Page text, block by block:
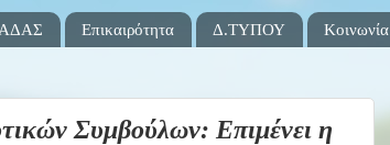
Επικαιρότητα Δ.ΤΥΠΟΥ Κοινωνία
Συμβούλων: Επιμένει η